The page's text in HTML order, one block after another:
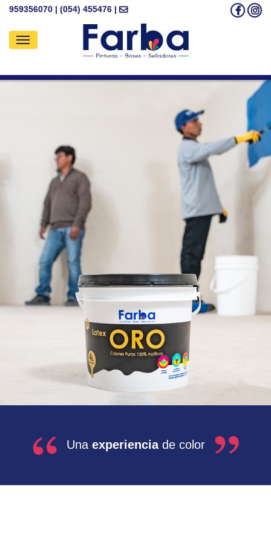
959356070 | (054) 455476 |
Una experienciade color